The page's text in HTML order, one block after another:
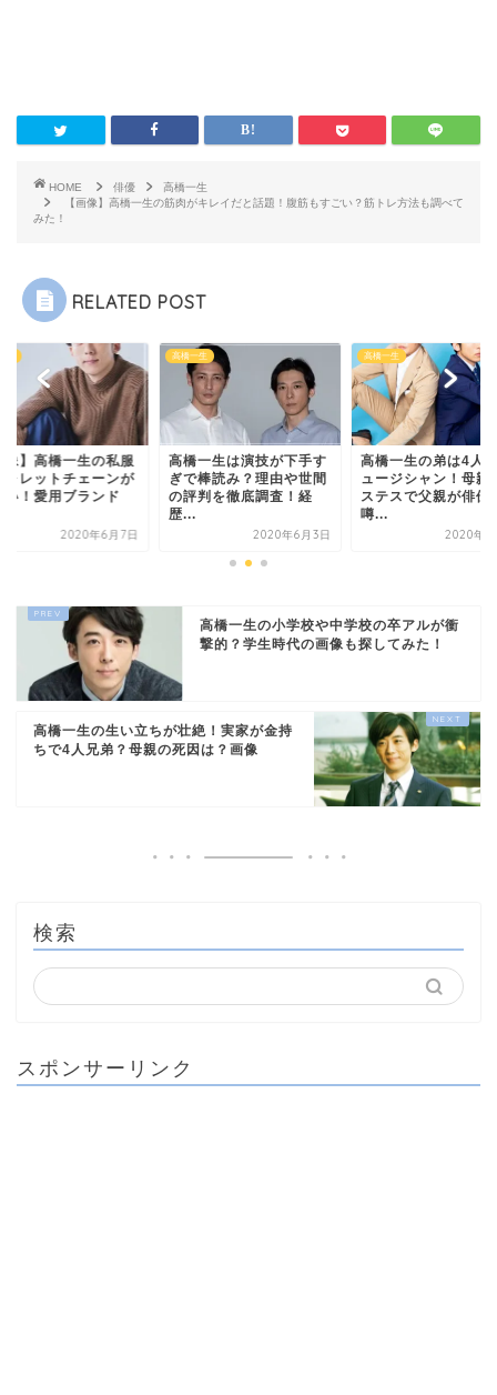
HOME 俳優
高橋一生
【画像】高橋一生の筋肉がキレイだと話題！腹筋もすごい？筋トレ方法も調べて
みた！
RELATED POST
像】高橋一生の私服
ォレットチェーンが
い！愛用ブランド
2020年6月7日
高橋一生
高橋一生は演技が下手す
ぎで棒読み？理由や世間
の評判を徹底調査！経
歴...
2020年6月3日
高橋一生
高橋一生の弟は4人
ュージシャン！母親
ステスで父親が俳優
噂...
2020年6
高橋一生の小学校や中学校の卒アルが衝
撃的？学生時代の画像も探してみた！
高橋一生の生い立ちが壮絶！実家が金持
ちで4人兄弟？母親の死因は？画像
検索
スポンサーリンク